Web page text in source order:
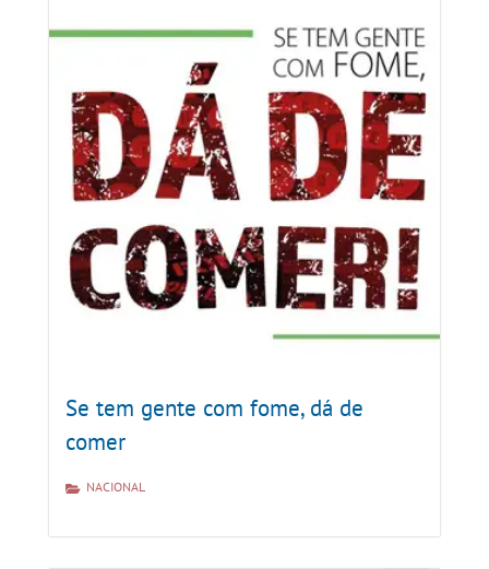
Se tem gente com fome, dá de
comer
NACIONAL